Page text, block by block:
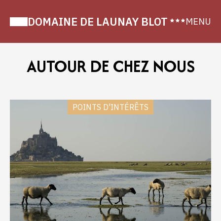
DOMAINE DE LAUNAY BLOT MENU
AUTOUR DE CHEZ NOUS
POINTS D'INTÉRÊTS